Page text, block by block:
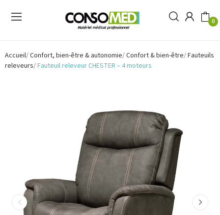
0
Accueil Confort, bien-être & autonomie Confort & bien-être Fauteuils
releveurs Fauteuil releveur CHESTER – 4 moteurs